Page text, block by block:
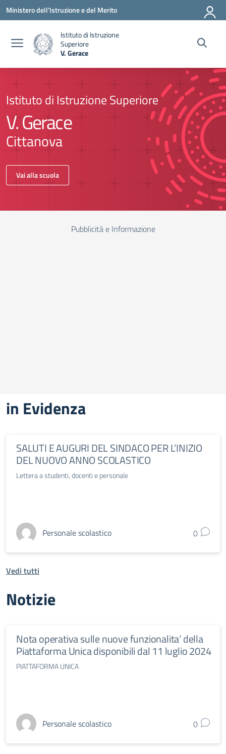
Vai ai contenuti
Vai al menu di navigazione
Vai al footer
Ministero dell'Istruzione e del Merito
Istituto di Istruzione
Superiore
V. Gerace
Istituto di Istruzione Superiore
V. Gerace
Cittanova
Vai alla scuola
Pubblicità e Informazione
in Evidenza
SALUTI E AUGURI DEL SINDACO PER L’INIZIO
DEL NUOVO ANNO SCOLASTICO
Lettera a studenti, docenti e personale
Personale scolastico 0
Vedi tutti
Notizie
Nota operativa sulle nuove funzionalita’ della
Piattaforma Unica disponibili dal 11 luglio 2024
PIATTAFORMA UNICA
Personale scolastico 0